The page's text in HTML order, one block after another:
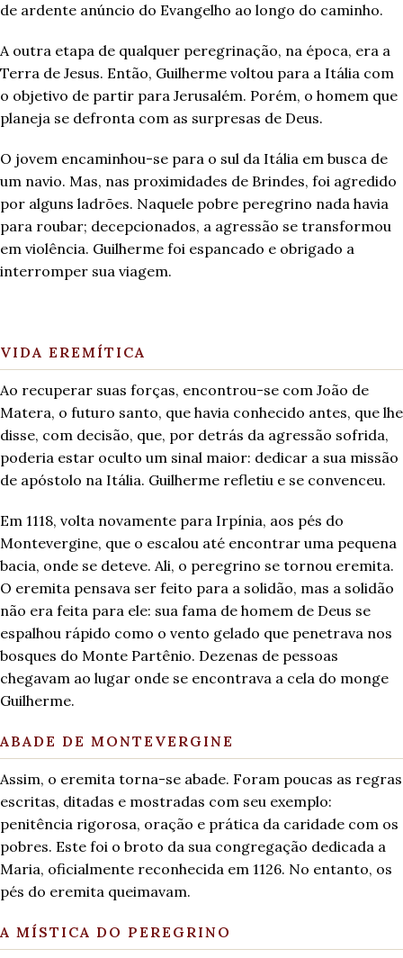
de ardente anúncio do Evangelho ao longo do caminho.
A outra etapa de qualquer peregrinação, na época, era a
Terra de Jesus. Então, Guilherme voltou para a Itália com
o objetivo de partir para Jerusalém. Porém, o homem que
planeja se defronta com as surpresas de Deus.
O jovem encaminhou-se para o sul da Itália em busca de
um navio. Mas, nas proximidades de Brindes, foi agredido
por alguns ladrões. Naquele pobre peregrino nada havia
para roubar; decepcionados, a agressão se transformou
em violência. Guilherme foi espancado e obrigado a
interromper sua viagem.
VIDA EREMÍTICA
Ao recuperar suas forças, encontrou-se com João de
Matera, o futuro santo, que havia conhecido antes, que lhe
disse, com decisão, que, por detrás da agressão sofrida,
poderia estar oculto um sinal maior: dedicar a sua missão
de apóstolo na Itália. Guilherme refletiu e se convenceu.
Em 1118, volta novamente para Irpínia, aos pés do
Montevergine, que o escalou até encontrar uma pequena
bacia, onde se deteve. Ali, o peregrino se tornou eremita.
O eremita pensava ser feito para a solidão, mas a solidão
não era feita para ele: sua fama de homem de Deus se
espalhou rápido como o vento gelado que penetrava nos
bosques do Monte Partênio. Dezenas de pessoas
chegavam ao lugar onde se encontrava a cela do monge
Guilherme.
ABADE DE MONTEVERGINE
Assim, o eremita torna-se abade. Foram poucas as regras
escritas, ditadas e mostradas com seu exemplo:
penitência rigorosa, oração e prática da caridade com os
pobres. Este foi o broto da sua congregação dedicada a
Maria, oficialmente reconhecida em 1126. No entanto, os
pés do eremita queimavam.
A MÍSTICA DO PEREGRINO